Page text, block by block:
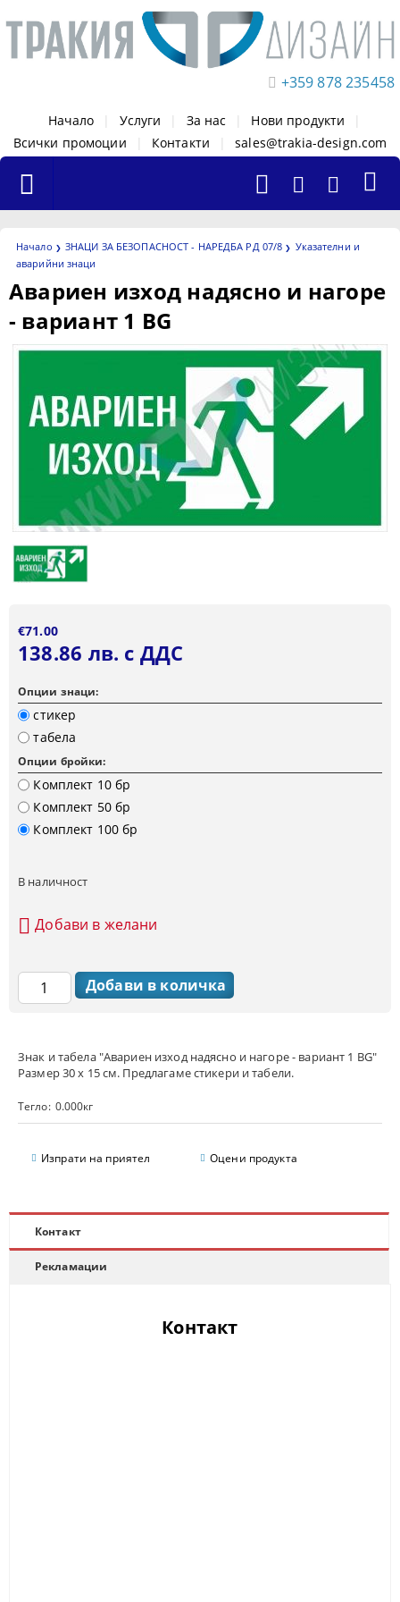
+359 878 235458
Начало Услуги За нас Нови продукти
Всички промоции
Контакти sales@trakia-design.com
Начало ЗНАЦИ ЗА БЕЗОПАСНОСТ - НАРЕДБА РД 07/8
Указателни и
аварийни знаци
Авариен изход надясно и нагоре
- вариант 1 BG
Знак и табела "Авариен изход надясно и нагоре - вариант 1 BG"
Размер 30 х 15 см. Предлагаме стикери и табели.
Тегло: 0.000кг
Изпрати на приятел Оцени продукта
€71.00
138.86 лв. с ДДС
Опции знаци:
стикер
табела
Опции бройки:
Комплект 10 бр
Комплект 50 бр
Комплект 100 бр
В наличност
Добави в желани
Контакт
Рекламации
Контакт